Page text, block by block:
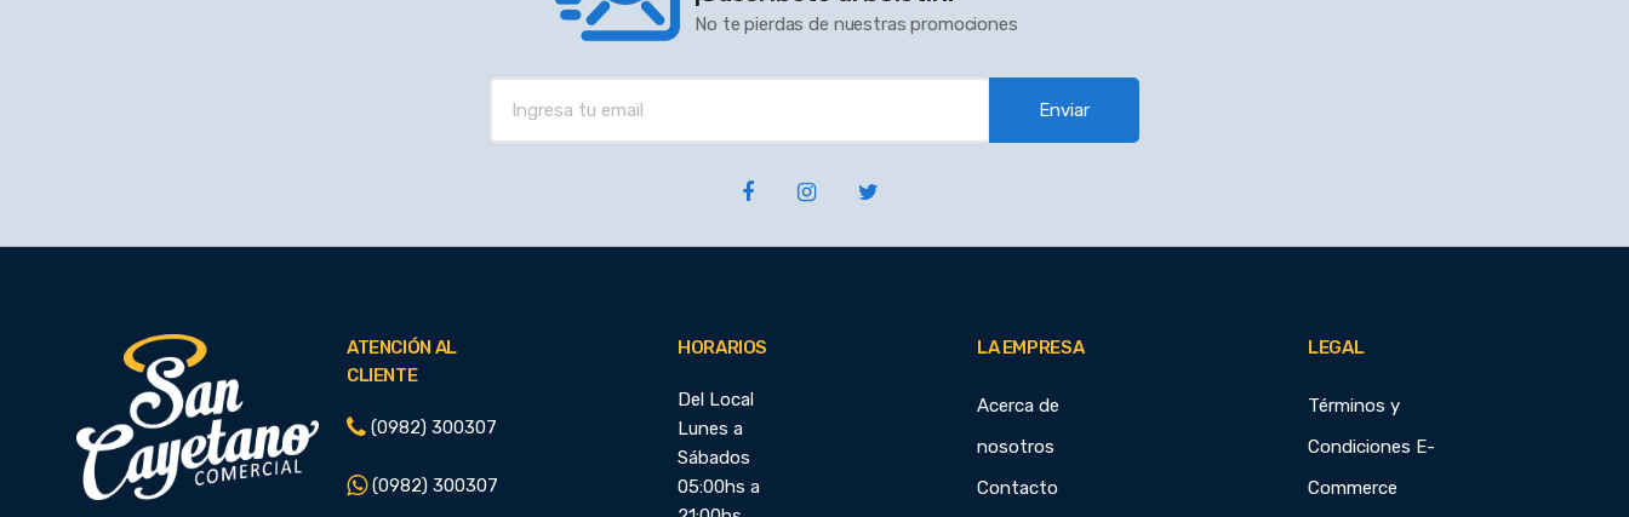
No te pierdas de nuestras promociones
Enviar
ATENCIÓN AL
CLIENTE
(0982) 300307
(0982) 300307
HORARIOS
Del Local
Lunes a
Sábados
05:00hs a
LA EMPRESA
Acerca de
nosotros
Contacto
LEGAL
Términos y
Condiciones E-
Commerce